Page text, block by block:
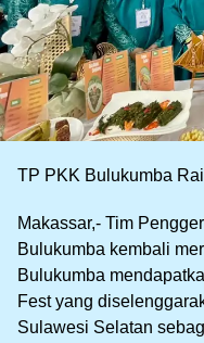
TP PKK Bulukumba
Makassar,- Tim
Bulukumba kembali
Bulukumba
Fest yang
Sulawesi Selatan